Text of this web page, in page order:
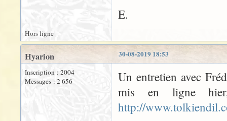
E.
Hors ligne
30-08-2019 18:53
Hyarion
Inscription : 2004
Messages : 2 656
Un entretien avec
mis en ligne
http://